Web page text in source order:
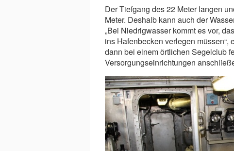
Der Tiefgang des 22 Meter langen
Meter. Deshalb kann auch der
„Bei Niedrigwasser kommt es vor,
ins Hafenbecken verlegen müssen“,
dann bei einem örtlichen Segelclub
Versorgungseinrichtungen